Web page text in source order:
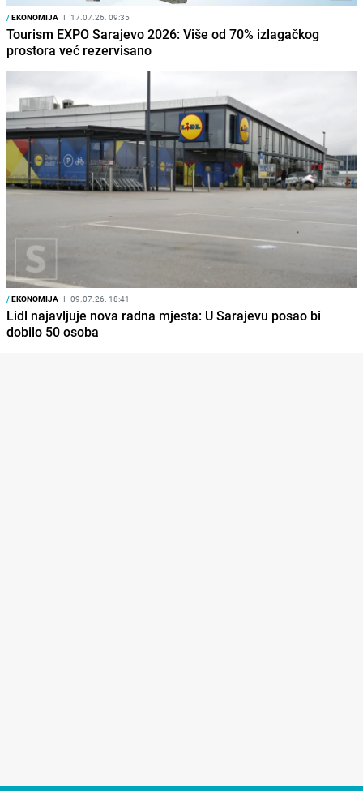
/EKONOMIJA I 17.07.26. 09:35
Tourism EXPO Sarajevo 2026: Više od 70% izlagačkog
prostora već rezervisano
/EKONOMIJA I 09.07.26. 18:41
Lidl najavljuje nova radna mjesta: U Sarajevu posao bi
dobilo 50 osoba